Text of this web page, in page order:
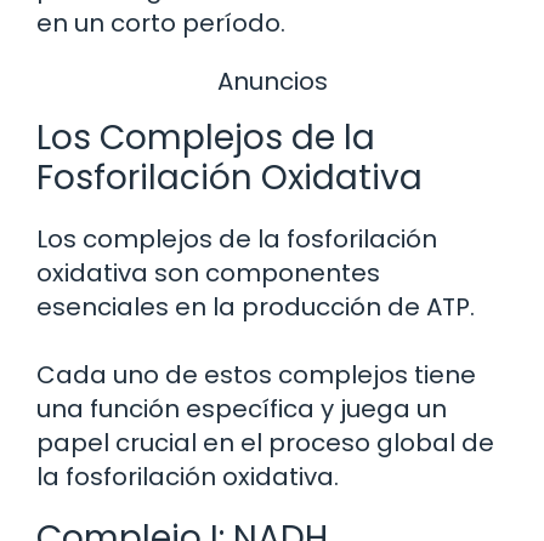
en un corto período.
Anuncios
Los Complejos de la
Fosforilación Oxidativa
Los complejos de la fosforilación
oxidativa son componentes
esenciales en la producción de ATP.
Cada uno de estos complejos tiene
una función específica y juega un
papel crucial en el proceso global de
la fosforilación oxidativa.